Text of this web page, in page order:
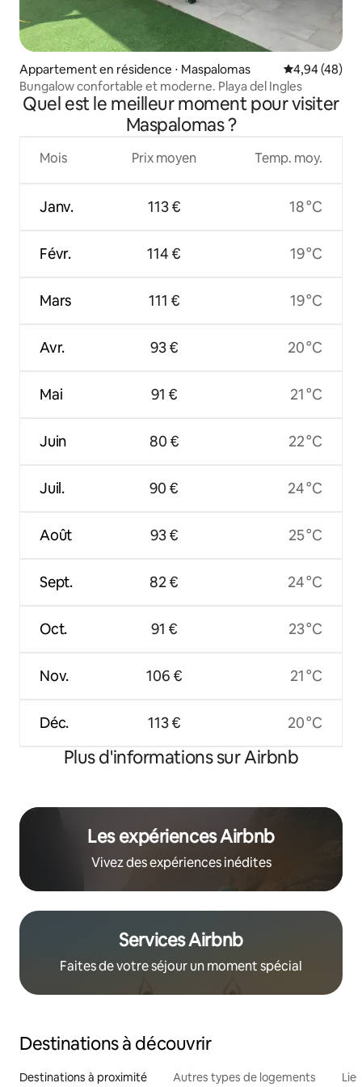
Appartement en résidence ⋅ Maspalomas Évaluation
4,94 (48)
Bungalow confortable et moderne. Playa del Ingles
Quel est le meilleur moment pour visiter
Maspalomas ?
Mois
Janv.
Févr.
Mars
Avr.
Mai
Juin
Juil.
Août
Sept.
Oct.
Nov.
Déc.
Prix moyen
113 €
114 €
111 €
93 €
91 €
80 €
90 €
93 €
82 €
91 €
106 €
113 €
Temp. moy.
18 °C
19 °C
19 °C
20 °C
21 °C
22 °C
24 °C
25 °C
24 °C
23 °C
21 °C
20 °C
Plus d'informations sur Airbnb
Les expériences Airbnb
Vivez des expériences inédites
Services Airbnb
Faites de votre séjour un moment spécial
Destinations à découvrir
Destinations à proximité Autres types de logements